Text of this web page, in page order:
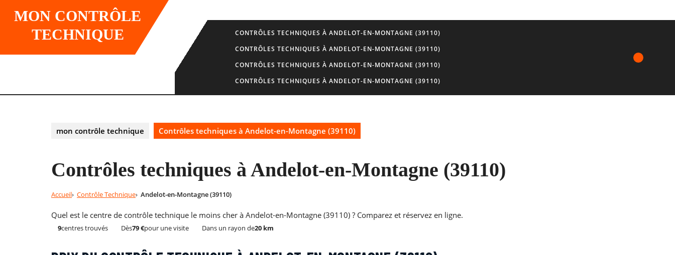
MON CONTRÔLE
TECHNIQUE
CONTRÔLES TECHNIQUES À ANDELOT-EN-MONTAGNE (39110)
CONTRÔLES TECHNIQUES À ANDELOT-EN-MONTAGNE (39110)
CONTRÔLES TECHNIQUES À ANDELOT-EN-MONTAGNE (39110)
CONTRÔLES TECHNIQUES À ANDELOT-EN-MONTAGNE (39110)
mon contrôle technique Contrôles techniques à Andelot-en-Montagne (39110)
Contrôles techniques à Andelot-en-Montagne (39110)
Accueil Contrôle Technique Andelot-en-Montagne (39110)
Quel est le centre de contrôle technique le moins cher à Andelot-en-Montagne (39110) ? Comparez et réservez en ligne.
9centres trouvés Dès79 €pour une visite Dans un rayon de20 km